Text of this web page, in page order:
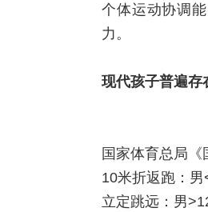
个体运动协调
力。
现代孩子普遍存
国家体育总局
10米折返跑：
立定跳远：男